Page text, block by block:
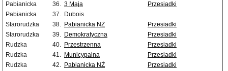
Pabianicka
36. 3 Maja
Przesiadki
Pabianicka
37. Dubois
Starorudzka
38. Pabianicka NŻ
Przesiadki
Starorudzka
39. Demokratyczna
Przesiadki
Rudzka
40. Przestrzenna
Przesiadki
Rudzka
41. Municypalna
Przesiadki
Rudzka
42. Pabianicka NŻ
Przesiadki